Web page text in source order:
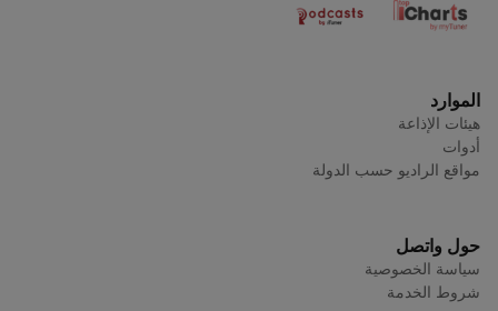
الموارد
هيئات الإذاعة
أدوات
مواقع الراديو حسب الدولة
حول واتصل
سياسة الخصوصية
شروط الخدمة